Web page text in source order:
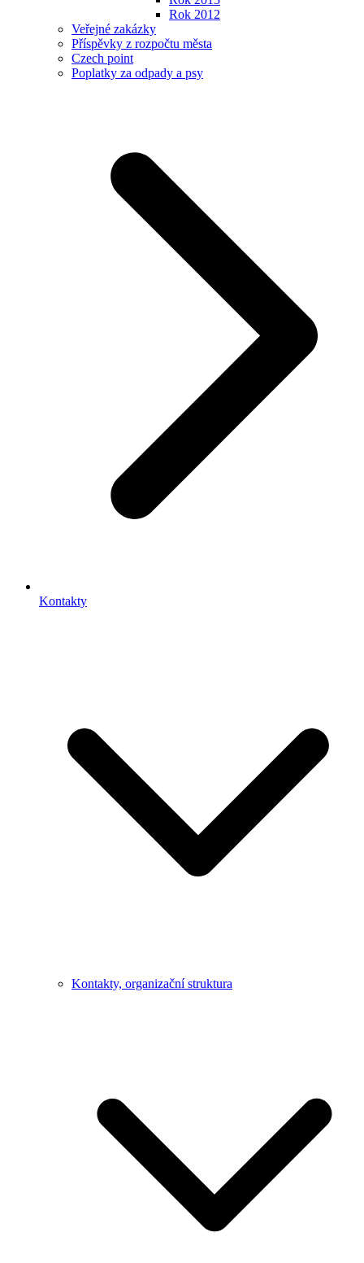
Rok 2012
Veřejné zakázky
Příspěvky z rozpočtu města
Czech point
Poplatky za odpady a psy
Kontakty
Kontakty, organizační struktura